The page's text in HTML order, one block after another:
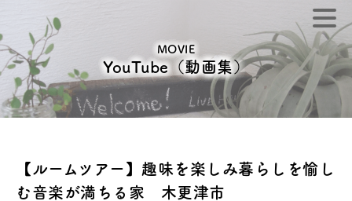
MOVIE
YouTube（動画集）
【ルームツアー】趣味を楽しみ暮らしを愉し
む音楽が満ちる家 木更津市